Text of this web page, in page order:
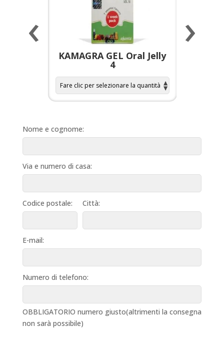
KAMAGRA GEL Oral Jelly
4
‹ ›
Nome e cognome:
Via e numero di casa:
Codice postale: Città:
E-mail:
Numero di telefono:
OBBLIGATORIO numero giusto(altrimenti la consegna
non sarà possibile)